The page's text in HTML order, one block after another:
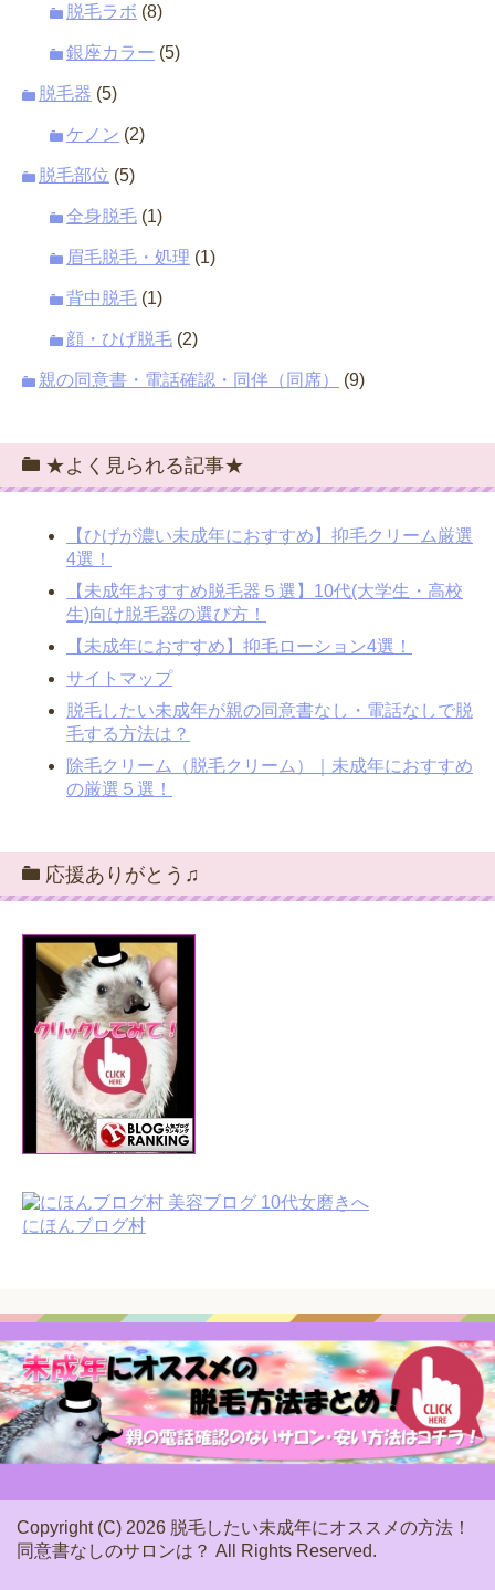
脱毛ラボ (8)
銀座カラー (5)
脱毛器 (5)
ケノン (2)
脱毛部位 (5)
全身脱毛 (1)
眉毛脱毛・処理 (1)
背中脱毛 (1)
顔・ひげ脱毛 (2)
親の同意書・電話確認・同伴（同席） (9)
★よく見られる記事★
【ひげが濃い未成年におすすめ】抑毛クリーム厳選
4選！
【未成年おすすめ脱毛器５選】10代(大学生・高校
生)向け脱毛器の選び方！
【未成年におすすめ】抑毛ローション4選！
サイトマップ
脱毛したい未成年が親の同意書なし・電話なしで脱
毛する方法は？
除毛クリーム（脱毛クリーム）｜未成年におすすめ
の厳選５選！
応援ありがとう♫
にほんブログ村
Copyright (C) 2026 脱毛したい未成年にオススメの方法！
同意書なしのサロンは？ All Rights Reserved.